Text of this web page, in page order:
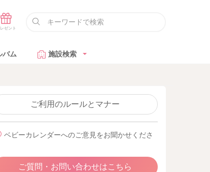
バム 施設検索
ご利用のルールとマナー
ベビーカレンダーへのご意見をお聞かせくださ
ご質問・お問い合わせはこちら